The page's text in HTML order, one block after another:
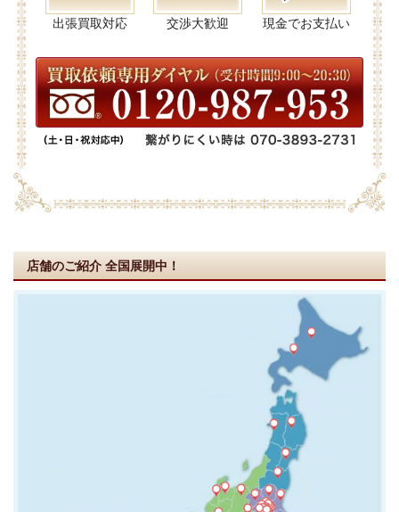
出張買取対応 交渉大歓迎 現金でお支払い
店舗のご紹介 全国展開中！